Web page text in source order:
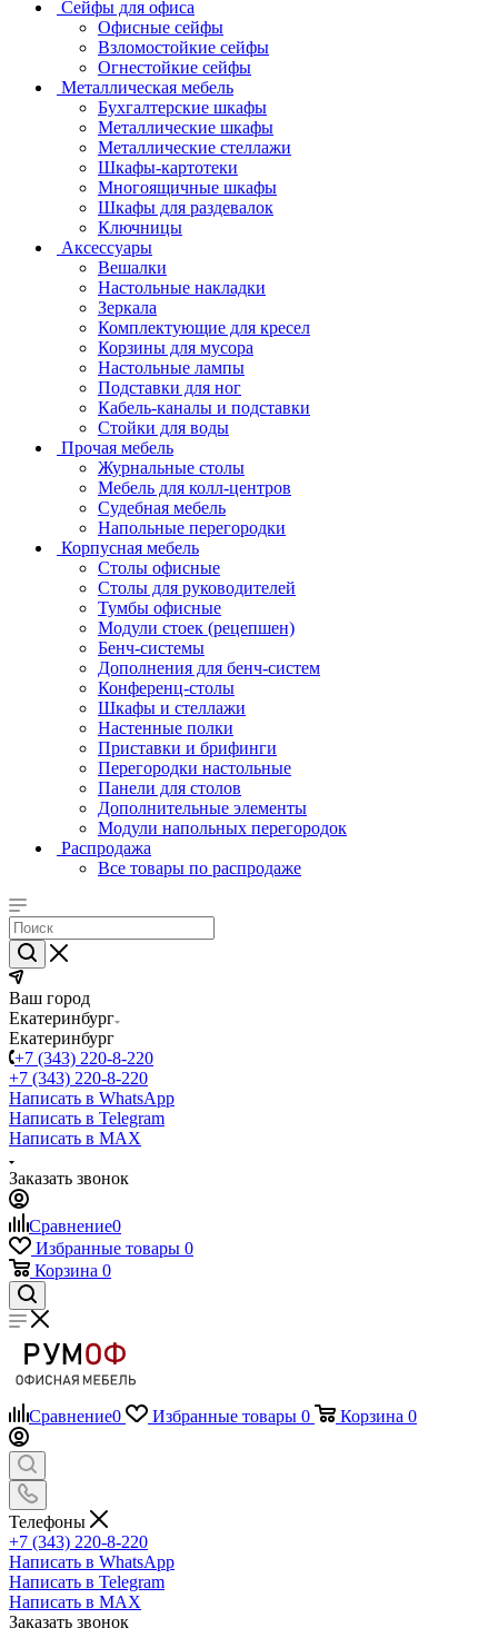
Сейфы для офиса
Офисные сейфы
Взломостойкие сейфы
Огнестойкие сейфы
Металлическая мебель
Бухгалтерские шкафы
Металлические шкафы
Металлические стеллажи
Шкафы-картотеки
Многоящичные шкафы
Шкафы для раздевалок
Ключницы
Аксессуары
Вешалки
Настольные накладки
Зеркала
Комплектующие для кресел
Корзины для мусора
Настольные лампы
Подставки для ног
Кабель-каналы и подставки
Стойки для воды
Прочая мебель
Журнальные столы
Мебель для колл-центров
Судебная мебель
Напольные перегородки
Корпусная мебель
Столы офисные
Столы для руководителей
Тумбы офисные
Модули стоек (рецепшен)
Бенч-системы
Дополнения для бенч-систем
Конференц-столы
Шкафы и стеллажи
Настенные полки
Приставки и брифинги
Перегородки настольные
Панели для столов
Дополнительные элементы
Модули напольных перегородок
Распродажа
Все товары по распродаже
Ваш город
Екатеринбург
Екатеринбург
+7 (343) 220-8-220
+7 (343) 220-8-220
Написать в WhatsApp
Написать в Telegram
Написать в MAX
Заказать звонок
Сравнение0
Избранные товары 0
Корзина 0
Сравнение0 Избранные товары 0 Корзина 0
Телефоны
+7 (343) 220-8-220
Написать в WhatsApp
Написать в Telegram
Написать в MAX
Заказать звонок